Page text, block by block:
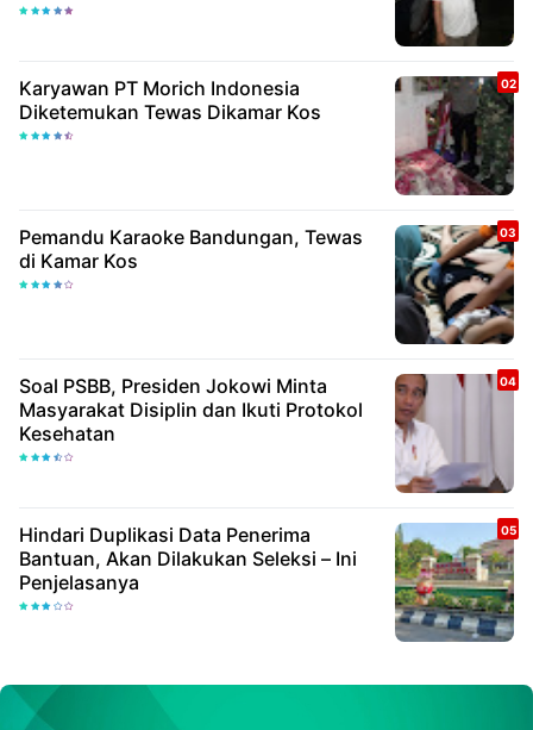
Karyawan PT Morich Indonesia
Diketemukan Tewas Dikamar Kos
Pemandu Karaoke Bandungan, Tewas
di Kamar Kos
Soal PSBB, Presiden Jokowi Minta
Masyarakat Disiplin dan Ikuti Protokol
Kesehatan
Hindari Duplikasi Data Penerima
Bantuan, Akan Dilakukan Seleksi – Ini
Penjelasanya